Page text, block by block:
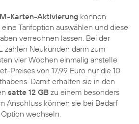
Karten-Aktivierung können
Tarifoption auswählen und diese
verrechnen lassen. Bei der
zahlen Neukunden dann zum
vier Wochen einmalig anstelle
Preises von 17,99 Euro nur die 10
Damit erhalten sie in den
satte 12 GB zu einem besonders
Anschluss können sie bei Bedarf
wechseln.